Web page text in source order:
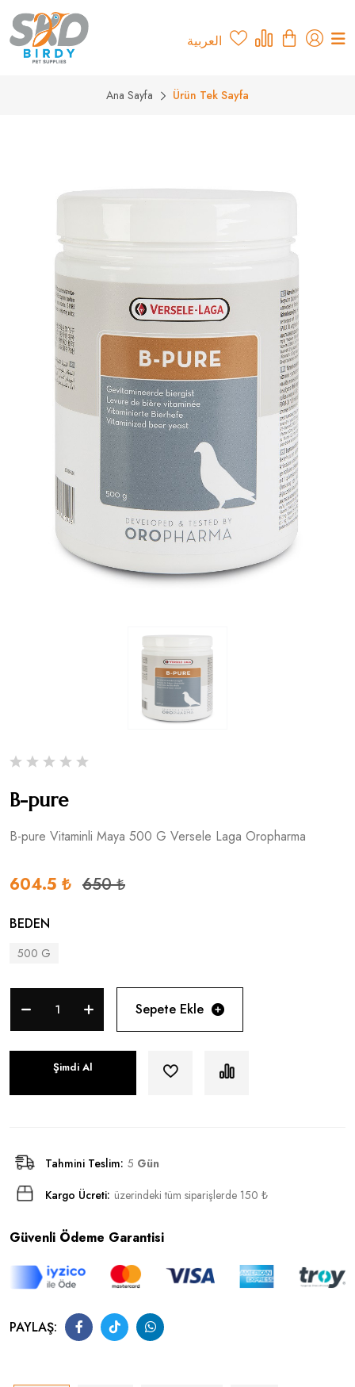
العربية
Ana Sayfa Ürün Tek Sayfa
B-pure
B-pure Vitaminli Maya 500 G Versele Laga Oropharma
604.5 ₺ 650 ₺
BEDEN
500 G
Sepete Ekle
Şimdi Al
Tahmini Teslim: 5 Gün
Kargo Ücreti: üzerindeki tüm siparişlerde 150 ₺
Güvenli Ödeme Garantisi
PAYLAŞ: